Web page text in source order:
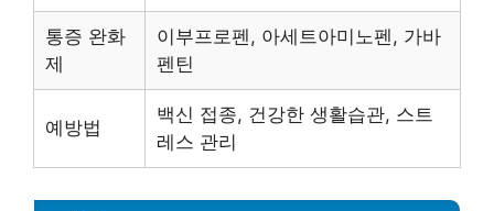
통증 완화
제
이부프로펜, 아세트아미노펜, 가바
펜틴
예방법
백신 접종, 건강한 생활습관, 스트
레스 관리